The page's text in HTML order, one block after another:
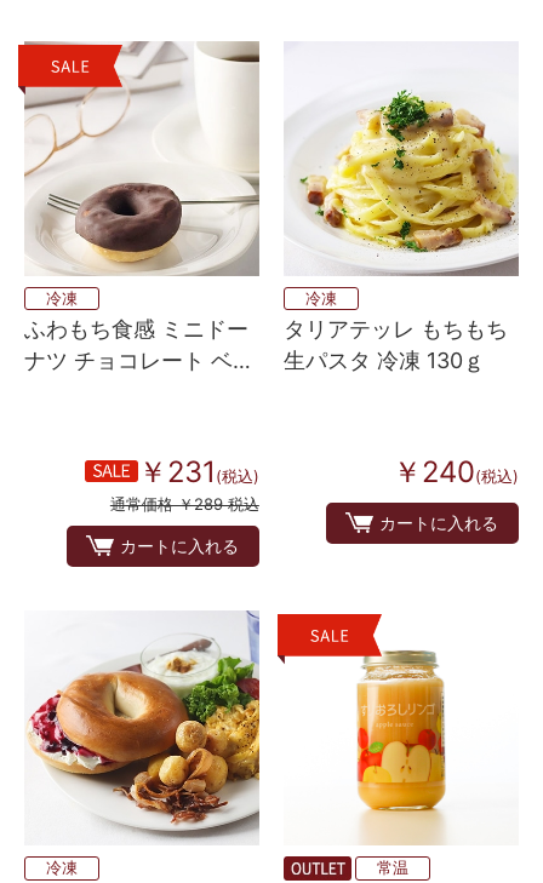
冷凍
ふわもち食感 ミニドー
ナツ チョコレート ベル
￥231 (税込)
通常価格 ￥289 税込
カートに入れる
冷凍
タリアテッレ もちもち
生パスタ 冷凍 130ｇ
￥240(税込)
カートに入れる
冷凍 常温